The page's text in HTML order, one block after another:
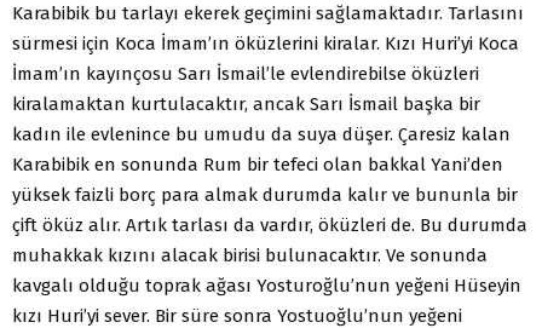
Karabibik bu tarlayı ekerek geçimini sağlamaktadır. Tarlasını
sürmesi için Koca İmam’ın öküzlerini kiralar. Kızı Huri’yi Koca
İmam’ın kayınçosu Sarı İsmail’le evlendirebilse öküzleri
kiralamaktan kurtulacaktır, ancak Sarı İsmail başka bir
kadın ile evlenince bu umudu da suya düşer. Çaresiz kalan
Karabibik en sonunda Rum bir tefeci olan bakkal Yani’den
yüksek faizli borç para almak durumda kalır ve bununla bir
çift öküz alır. Artık tarlası da vardır, öküzleri de. Bu durumda
muhakkak kızını alacak birisi bulunacaktır. Ve sonunda
kavgalı olduğu toprak ağası Yosturoğlu’nun yeğeni Hüseyin
kızı Huri’yi sever. Bir süre sonra Yostuoğlu’nun yeğeni